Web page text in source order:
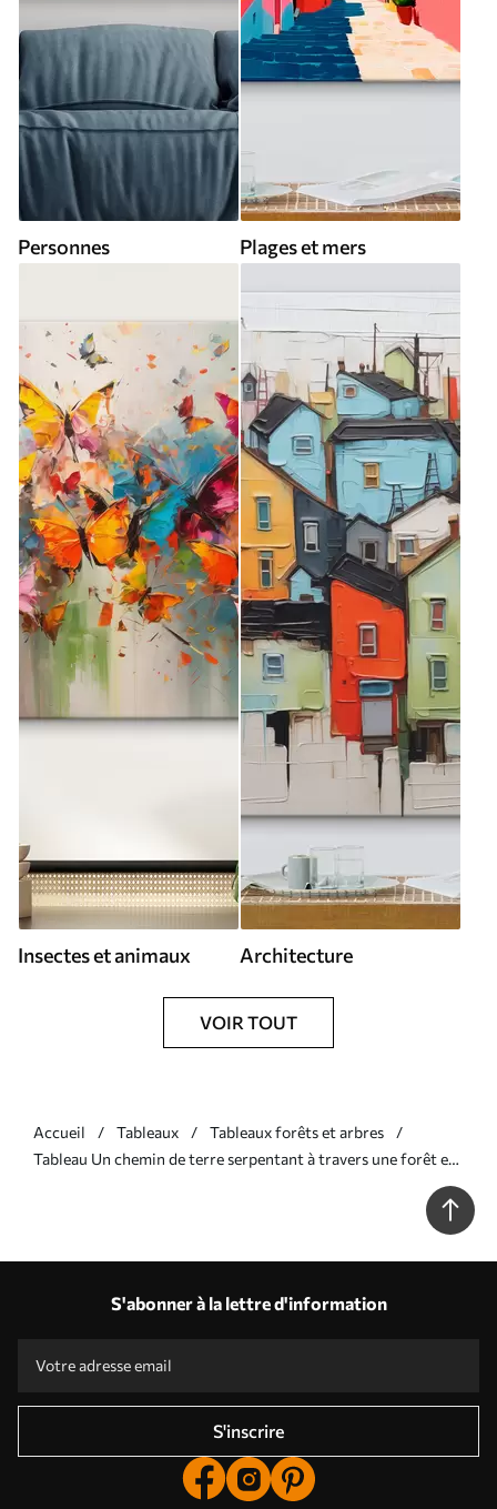
Personnes Plages et mers
Insectes et animaux Architecture
VOIR TOUT
Accueil Tableaux
Tableaux forêts et arbres
Tableau Un chemin de terre serpentant à travers une forêt en
S'abonner à la lettre d'information
S'inscrire